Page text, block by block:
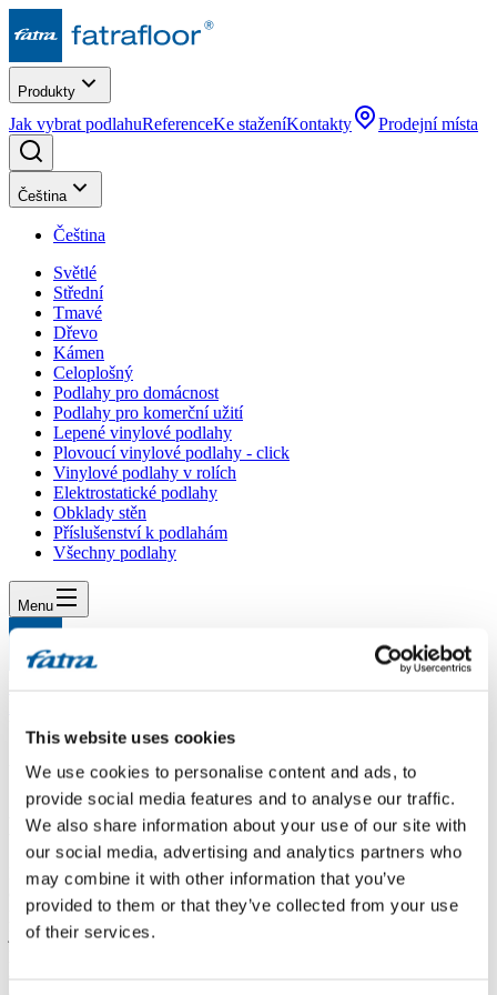
This website uses cookies
We use cookies to personalise content and ads, to
provide social media features and to analyse our traffic.
We also share information about your use of our site with
our social media, advertising and analytics partners who
may combine it with other information that you’ve
provided to them or that they’ve collected from your use
of their services.
Produkty
Jak vybrat podlahuReferenceKe staženíKontakty Prodejní místa
Čeština
Čeština
Světlé
Střední
Tmavé
Dřevo
Kámen
Celoplošný
Podlahy pro domácnost
Podlahy pro komerční užití
Lepené vinylové podlahy
Plovoucí vinylové podlahy - click
Vinylové podlahy v rolích
Elektrostatické podlahy
Obklady stěn
Příslušenství k podlahám
Všechny podlahy
Menu
Údržba vinylové podlahy
Údržba vinylové podlahy
Dotaz
Dobrý den, mám od vás lepenou vinylovou podlahu - Thermofix
(Dub selský). Chtěla bych se zeptat, zda mohu podlahu vytírat
parním mopem?Neuškodí pára podlaze/lepidlu? informovala jsem se
již u výrobce čističe a bylo mi sděleno, že u lepených vinylových